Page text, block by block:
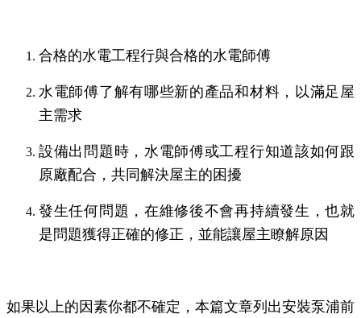
合格的水電工程行與合格的水電師傅
水電師傅了解有哪些新的產品和材料，以滿足屋
主需求
設備出問題時，水電師傅或工程行知道該如何跟
原廠配合，共同解決屋主的困擾
發生任何問題，在維修後不會再持續發生，也就
是問題獲得正確的修正，並能讓屋主瞭解原因
如果以上的因素你都不確定，本篇文章列出安裝泵浦前